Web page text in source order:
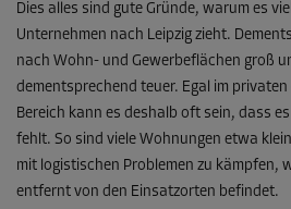
Dies alles sind gute Gründe, warum es
Unternehmen nach Leipzig zieht.
nach Wohn- und Gewerbeflächen groß
dementsprechend teuer. Egal im
Bereich kann es deshalb oft sein, dass
fehlt. So sind viele Wohnungen etwa
mit logistischen Problemen zu kämpfen,
entfernt von den Einsatzorten befindet.